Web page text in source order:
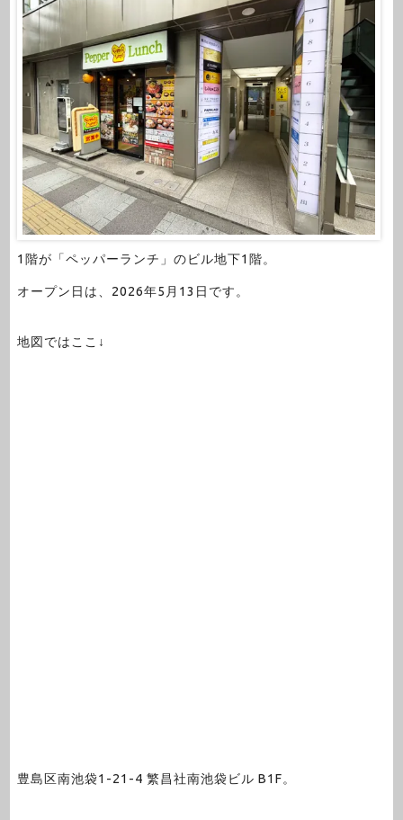
1階が「ペッパーランチ」のビル地下1階。
オープン日は、2026年5月13日です。
地図ではここ↓
豊島区南池袋1-21-4 繁昌社南池袋ビル B1F。